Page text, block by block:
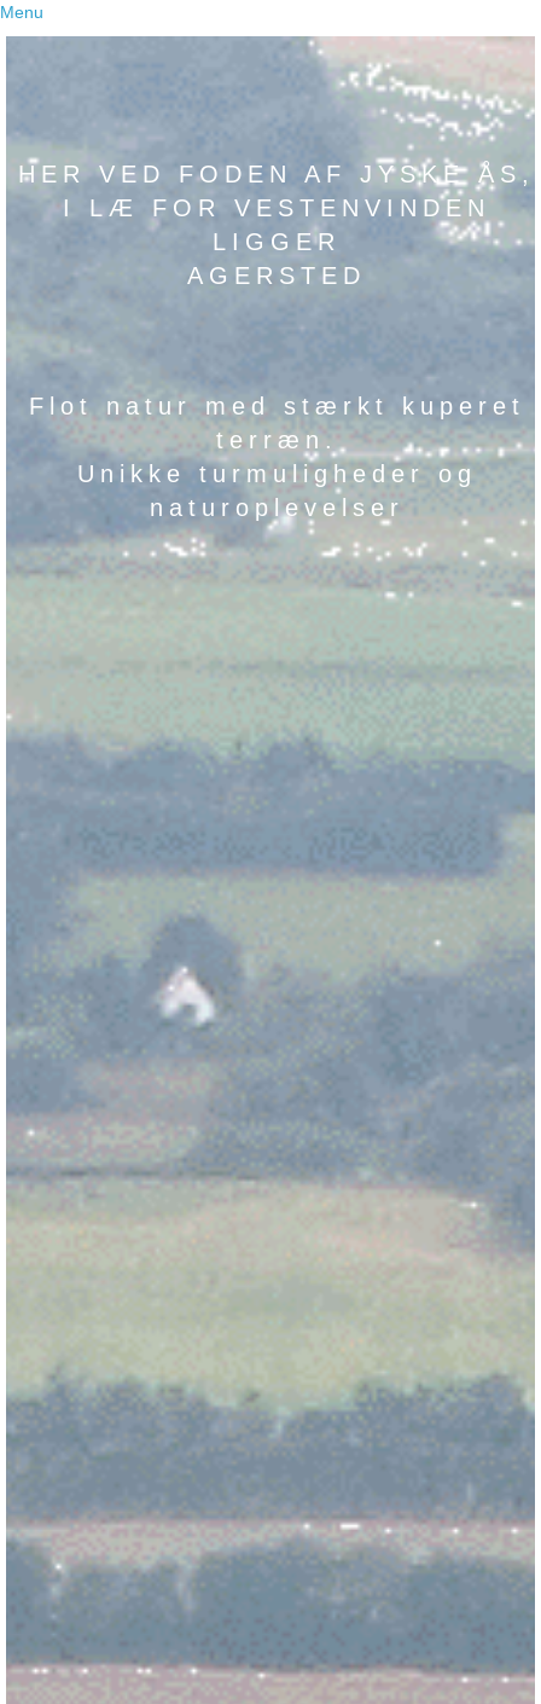
Menu
HER VED FODEN AF JYSKE ÅS,
I LÆ FOR VESTENVINDEN
LIGGER
AGERSTED
Flot natur med stærkt kuperet
terræn.
Unikke turmuligheder og
naturoplevelser